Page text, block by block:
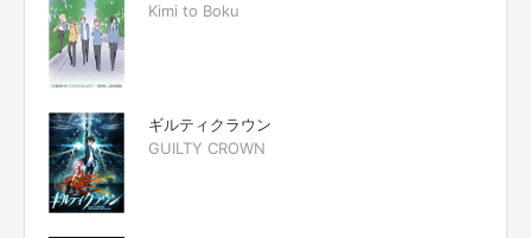
Kimi to Boku
ギルティクラウン
GUILTY CROWN